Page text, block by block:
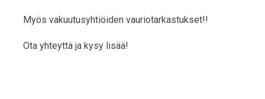
Myös vakuutusyhtiöiden vauriotarkastukset!!
Ota yhteyttä ja kysy lisää!